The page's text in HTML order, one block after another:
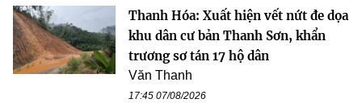
Thanh Hóa: Xuất hiện vết nứt đe dọa
khu dân cư bản Thanh Sơn, khẩn
trương sơ tán 17 hộ dân
Văn Thanh
17:45 07/08/2026